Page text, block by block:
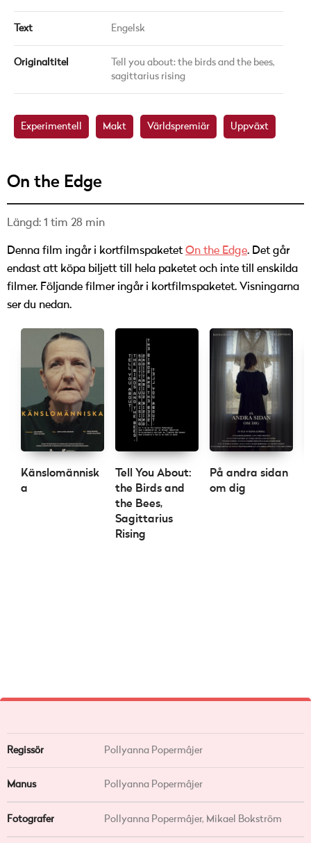
Text Engelsk
Originaltitel
Tell you about: the birds and the bees,
sagittarius rising
Experimentell Makt Världspremiär Uppväxt
On the Edge
Längd: 1 tim 28 min
Denna film ingår i kortfilmspaketetOn the Edge. Det går
endast att köpa biljett till hela paketet och inte till enskilda
filmer. Följande filmer ingår i kortfilmspaketet. Visningarna
ser du nedan.
Känslomännisk
a
Tell You About:
the Birds and
the Bees,
Sagittarius
Rising
På andra sidan
om dig
Regissör Pollyanna Popermâjer
Manus Pollyanna Popermâjer
Fotografer Pollyanna Popermâjer, Mikael Bokström